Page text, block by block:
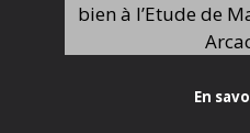
bien à l’Etude de
En